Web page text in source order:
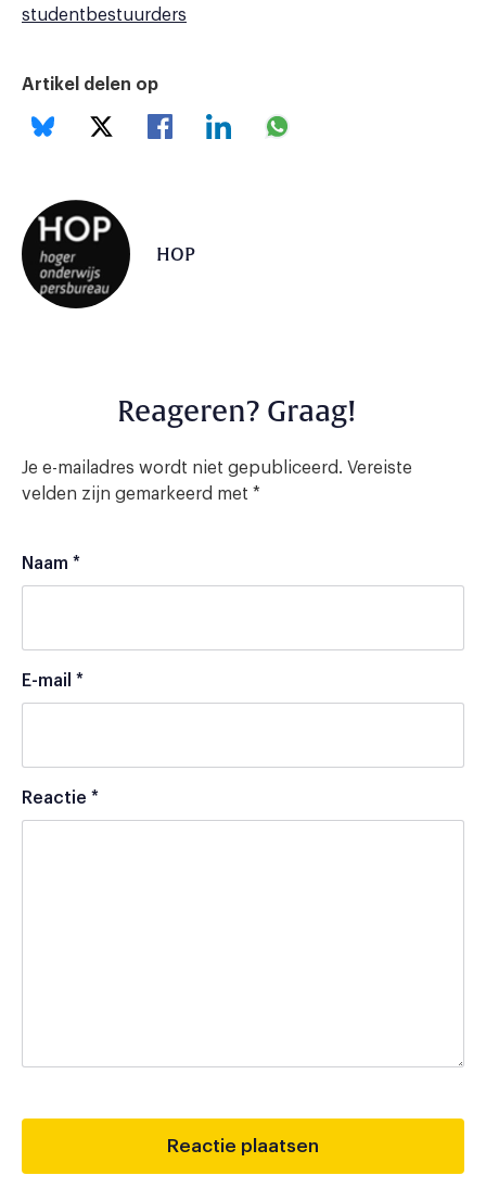
studentbestuurders
Artikel delen op
HOP
Reageren? Graag!
Je e-mailadres wordt niet gepubliceerd. Vereiste
velden zijn gemarkeerd met *
Naam *
E-mail *
Reactie *